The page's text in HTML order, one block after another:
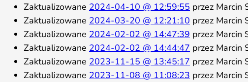
Zaktualizowane 2024-04-10 @ 12:59:55 przez Marcin
Zaktualizowane 2024-03-20 @ 12:21:10 przez Marcin
Zaktualizowane 2024-02-02 @ 14:47:39 przez Marcin
Zaktualizowane 2024-02-02 @ 14:44:47 przez Marcin
Zaktualizowane 2023-11-15 @ 13:45:17 przez Marcin
Zaktualizowane 2023-11-08 @ 11:08:23 przez Marcin